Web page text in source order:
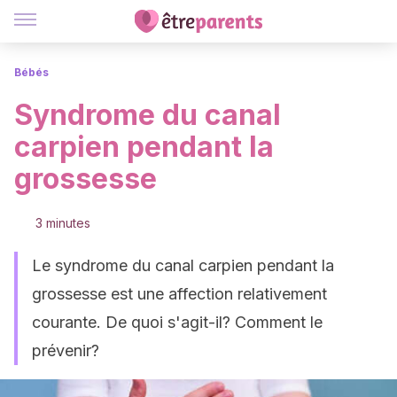
Bébés
Syndrome du canal
carpien pendant la
grossesse
3 minutes
Le syndrome du canal carpien pendant la
grossesse est une affection relativement
courante. De quoi s'agit-il? Comment le
prévenir?